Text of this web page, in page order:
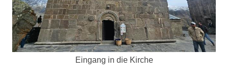
Eingang in die Kirche